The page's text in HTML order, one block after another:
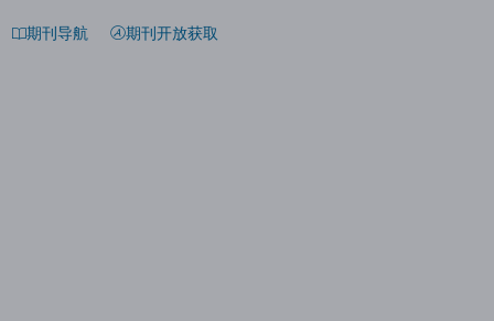
期刊导航 期刊开放获取